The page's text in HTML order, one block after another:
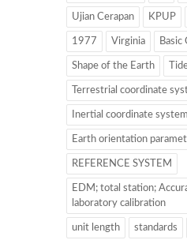
Ujian Cerapan KPUP
1977 Virginia Basic
Shape of the Earth
Terrestrial coordinate
Inertial coordinate
Earth orientation
REFERENCE SYSTEM
EDM; total station;
laboratory calibration
unit length standards